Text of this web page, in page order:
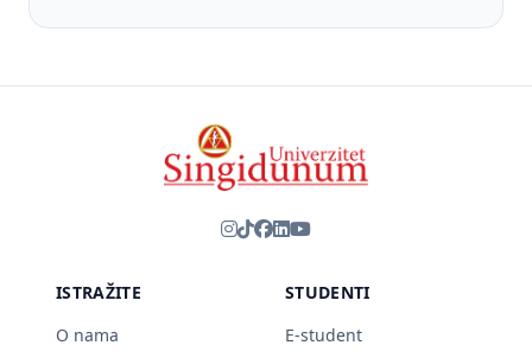
ISTRAŽITE
O nama
STUDENTI
E-student